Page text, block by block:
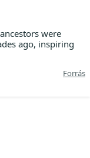
were
ago, inspiring
Forrás